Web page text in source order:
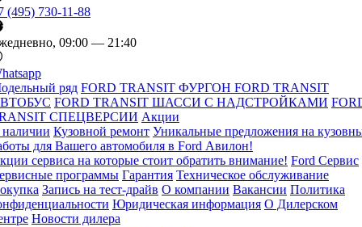
(495) 730-11-88
09:00 — 21:40
ряд FORD TRANSIT ФУРГОН FORD TRANSIT
FORD TRANSIT ШАССИ С НАДСТРОЙКАМИ
СПЕЦВЕРСИИ Акции
Кузовной ремонт Уникальные предложения на
для Вашего автомобиля в Ford Авилон!
сервиса на которые стоит обратить внимание! Ford Сервис
программы Гарантия Техническое обслуживание
Запись на тест-драйв О компании Вакансии Политика
Юридическая информация О Дилерском
Новости дилера